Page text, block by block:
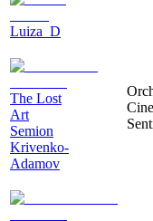
Luiza_D
The Lost
Art
Semion
Krivenko-
Adamov